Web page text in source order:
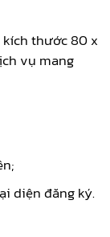
kích thước 80 x
vụ mang
diện đăng ký.